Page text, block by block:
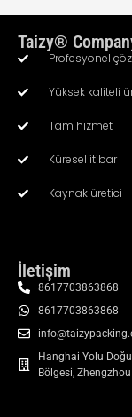
Taizy®
Profesyonel
Yüksek kaliteli
Tam hizmet
Küresel itibar
Kaynak üretici
İletişim
8617703863868
8617703863868
Hanghai Yolu
Bölgesi,